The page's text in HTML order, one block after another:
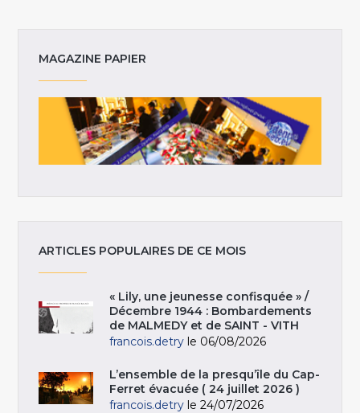
MAGAZINE PAPIER
ARTICLES POPULAIRES DE CE MOIS
« Lily, une jeunesse confisquée » /
Décembre 1944 : Bombardements
de MALMEDY et de SAINT - VITH
francois.detry le 06/08/2026
L’ensemble de la presqu’île du Cap-
Ferret évacuée ( 24 juillet 2026 )
francois.detry le 24/07/2026